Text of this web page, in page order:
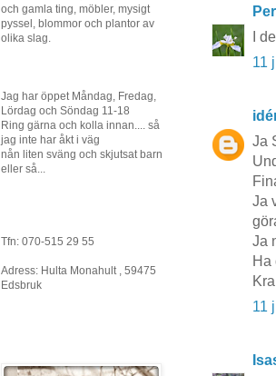
I
11
Ja
Ja
Ja
Ha
11
och gamla ting, möbler, mysigt
pyssel, blommor och plantor av
olika slag.
Jag har öppet Måndag, Fredag,
Lördag och Söndag 11-18
Ring gärna och kolla innan.... så
jag inte har åkt i väg
nån liten sväng och skjutsat barn
eller så...
Tfn: 070-515 29 55
Adress: Hulta Monahult , 59475
Edsbruk